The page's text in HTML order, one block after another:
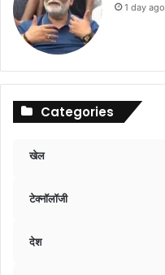
1 day ago
Categories
खेल
टेक्नॉलॉजी
देश